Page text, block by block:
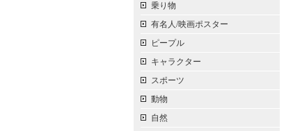
乗り物
有名人/映画ポスター
ピープル
キャラクター
スポーツ
動物
自然